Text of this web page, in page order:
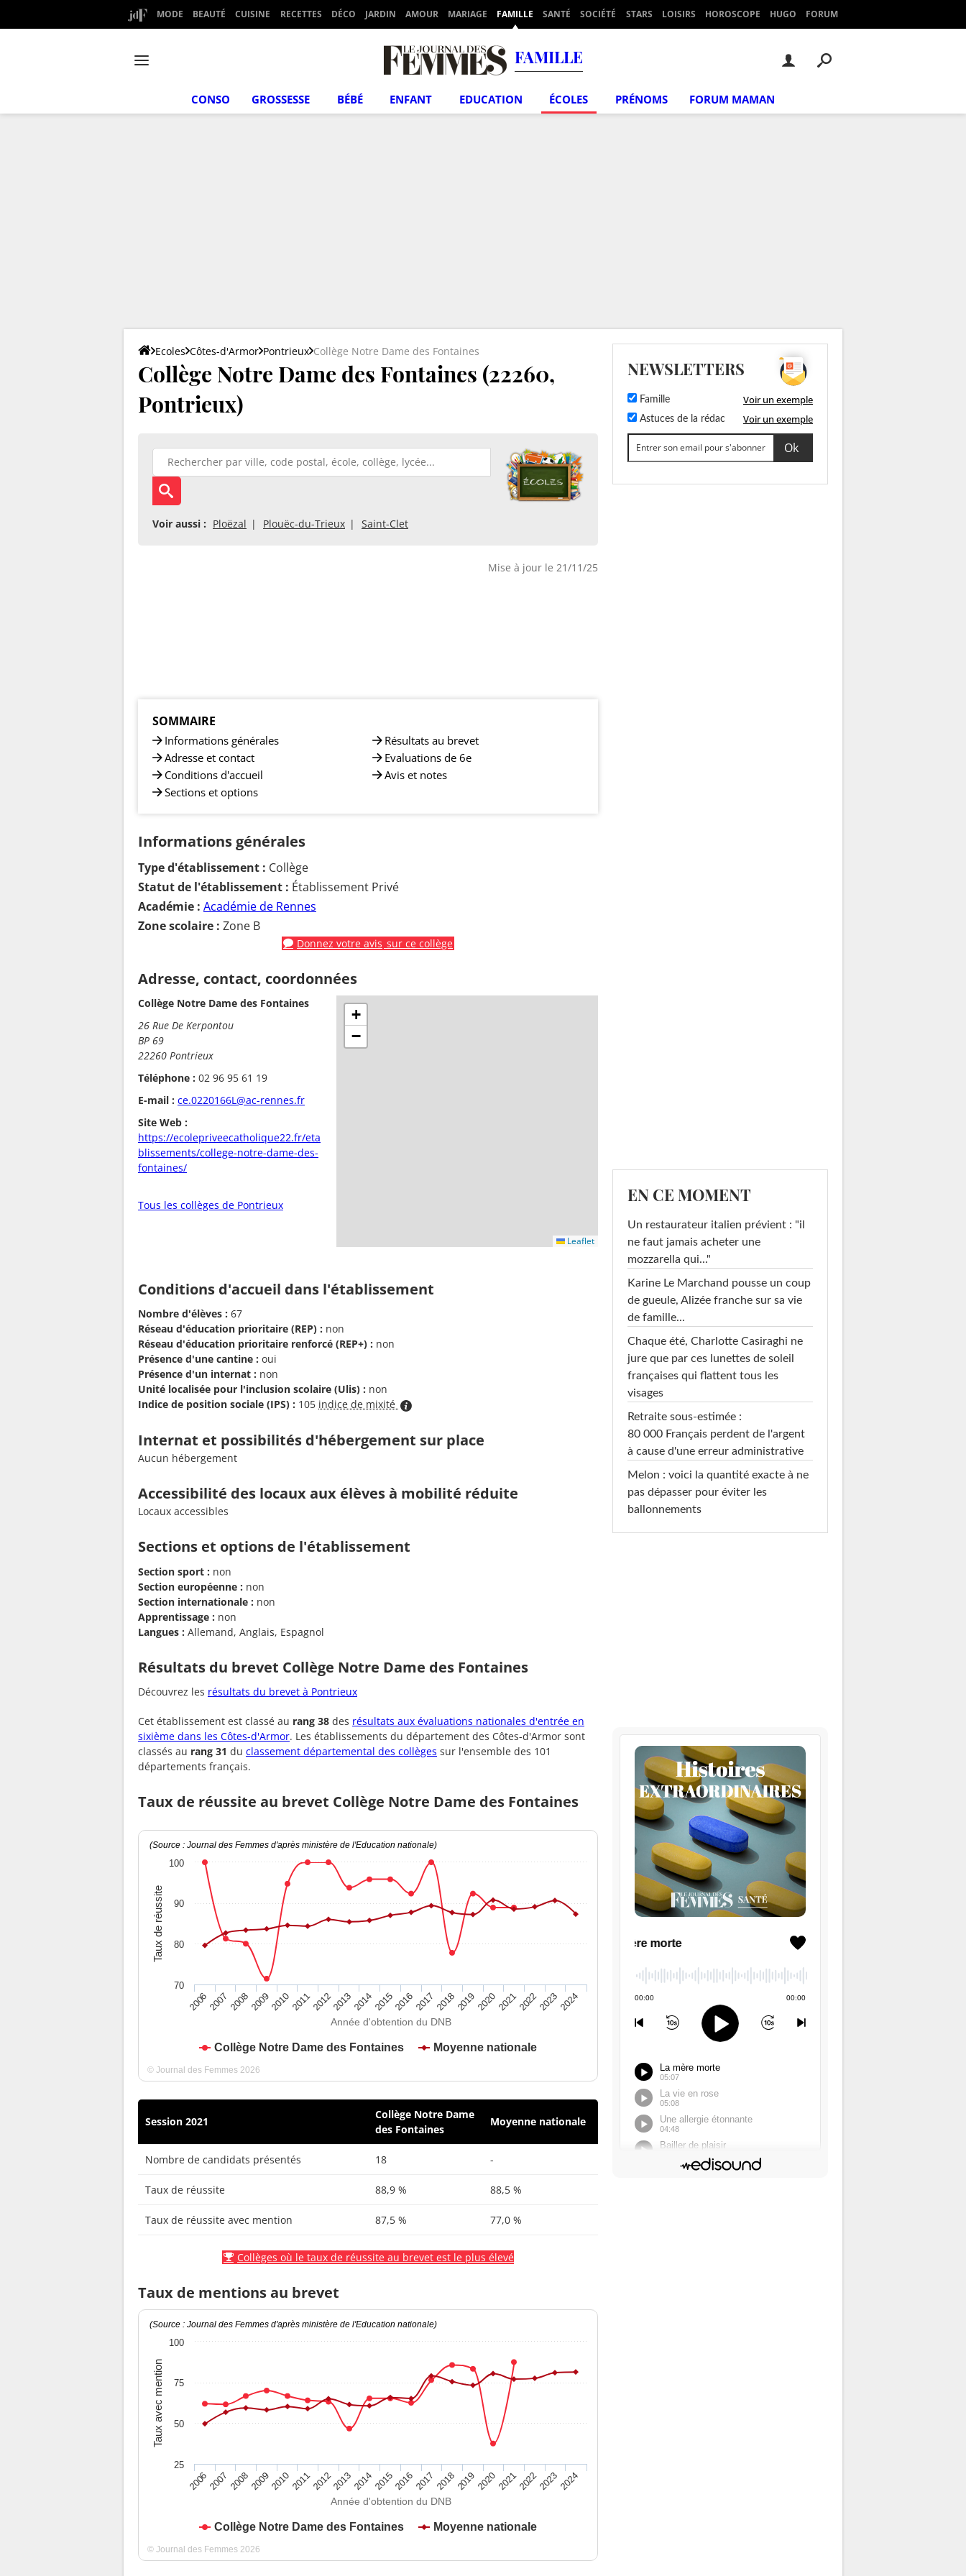
MODE BEAUTÉ CUISINE RECETTES DÉCO JARDIN AMOUR MARIAGE FAMILLE SANTÉ SOCIÉTÉ STARS LOISIRS HOROSCOPE HUGO FORUM
FAMILLE
CONSO GROSSESSE BÉBÉ ENFANT EDUCATION ÉCOLES PRÉNOMS FORUM MAMAN
Ecoles Côtes-d'Armor Pontrieux Collège Notre Dame des Fontaines
Collège Notre Dame des Fontaines (22260,
Pontrieux)
Voir aussi : Ploëzal Plouëc-du-Trieux Saint-Clet
Mise à jour le 21/11/25
SOMMAIRE
Informations générales
Adresse et contact
Conditions d'accueil
Sections et options
Résultats au brevet
Evaluations de 6e
Avis et notes
Informations générales
Type d'établissement : Collège
Statut de l'établissement : Établissement Privé
Académie : Académie de Rennes
Zone scolaire : Zone B
Donnez votre avis sur ce collège
Adresse, contact, coordonnées
Collège Notre Dame des Fontaines
26 Rue De Kerpontou
BP 69
22260 Pontrieux
Téléphone : 02 96 95 61 19
E-mail : ce.0220166L@ac-rennes.fr
Site Web :
https://ecolepriveecatholique22.fr/eta
blissements/college-notre-dame-des-
fontaines/
Tous les collèges de Pontrieux
+
−
Leaflet
Conditions d'accueil dans l'établissement
Nombre d'élèves : 67
Réseau d'éducation prioritaire (REP) : non
Réseau d'éducation prioritaire renforcé (REP+) : non
Présence d'une cantine : oui
Présence d'un internat : non
Unité localisée pour l'inclusion scolaire (Ulis) : non
Indice de position sociale (IPS) : 105 indice de mixité
Internat et possibilités d'hébergement sur place
Aucun hébergement
Accessibilité des locaux aux élèves à mobilité réduite
Locaux accessibles
Sections et options de l'établissement
Section sport : non
Section européenne : non
Section internationale : non
Apprentissage : non
Langues : Allemand, Anglais, Espagnol
Résultats du brevet Collège Notre Dame des Fontaines
Découvrez les résultats du brevet à Pontrieux
Cet établissement est classé au rang 38 des résultats aux évaluations nationales d'entrée en
sixième dans les Côtes-d'Armor. Les établissements du département des Côtes-d'Armor sont
classés au rang 31 du classement départemental des collèges sur l'ensemble des 101
départements français.
Taux de réussite au brevet Collège Notre Dame des Fontaines
Année d'obtention du DNB
Taux de réussite
(Source : Journal des Femmes d'après ministère de l'Education nationale)
Collège Notre Dame des Fontaines Moyenne nationale
2006200720082009201020112012201320142015201620172018201920202021202220232024
70
80
90
100
© Journal des Femmes 2026
Session 2021
Collège Notre Dame
des Fontaines
Moyenne nationale
Nombre de candidats présentés 18 -
Taux de réussite 88,9 % 88,5 %
Taux de réussite avec mention 87,5 % 77,0 %
Collèges où le taux de réussite au brevet est le plus élevé
Taux de mentions au brevet
Année d'obtention du DNB
Taux avec mention
(Source : Journal des Femmes d'après ministère de l'Education nationale)
Collège Notre Dame des Fontaines Moyenne nationale
2006200720082009201020112012201320142015201620172018201920202021202220232024
25
50
75
100
© Journal des Femmes 2026
NEWSLETTERS
Famille Voir un exemple
Astuces de la rédac Voir un exemple
EN CE MOMENT
Un restaurateur italien prévient : "il
ne faut jamais acheter une
mozzarella qui..."
Karine Le Marchand pousse un coup
de gueule, Alizée franche sur sa vie
de famille...
Chaque été, Charlotte Casiraghi ne
jure que par ces lunettes de soleil
françaises qui flattent tous les
visages
Retraite sous-estimée :
80 000 Français perdent de l'argent
à cause d'une erreur administrative
Melon : voici la quantité exacte à ne
pas dépasser pour éviter les
ballonnements